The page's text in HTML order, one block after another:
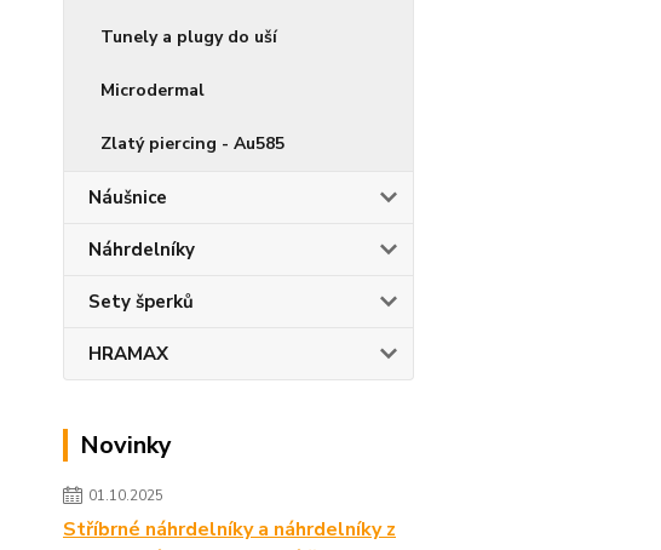
Tunely a plugy do uší
Microdermal
Zlatý piercing - Au585
Náušnice
Náhrdelníky
Sety šperků
HRAMAX
Novinky
01.10.2025
Stříbrné náhrdelníky a náhrdelníky z